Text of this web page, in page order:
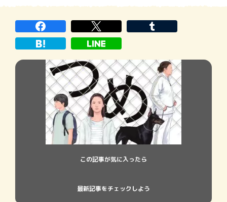
この記事が気に入ったら
最新記事をチェックしよう